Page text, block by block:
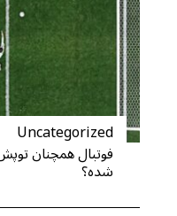
Uncategorized
فوتبال همچنان
شده؟
S
e